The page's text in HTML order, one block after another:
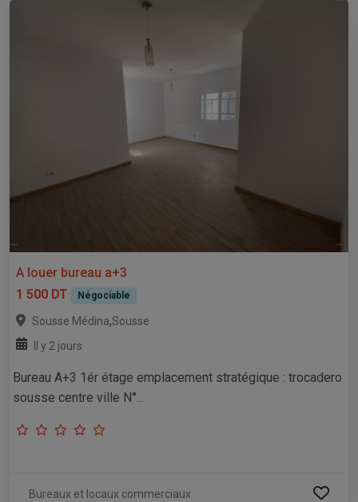
A louer bureau a+3
1 500 DT
Négociable
Sousse Médina,Sousse
Il y 2 jours
Bureau A+3 1ér étage emplacement stratégique : trocadero
sousse centre ville N°...
Bureaux et locaux commerciaux